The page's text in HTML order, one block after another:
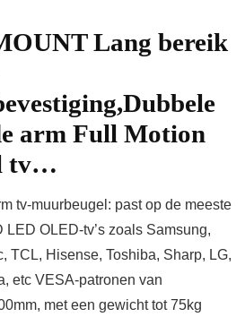
Lang bereik
arm Full Motion
tv…
tv-muurbeugel: past op de meeste
LED OLED-tv’s zoals Samsung,
TCL, Hisense, Toshiba, Sharp, LG,
etc VESA-patronen van
met een gewicht tot 75kg